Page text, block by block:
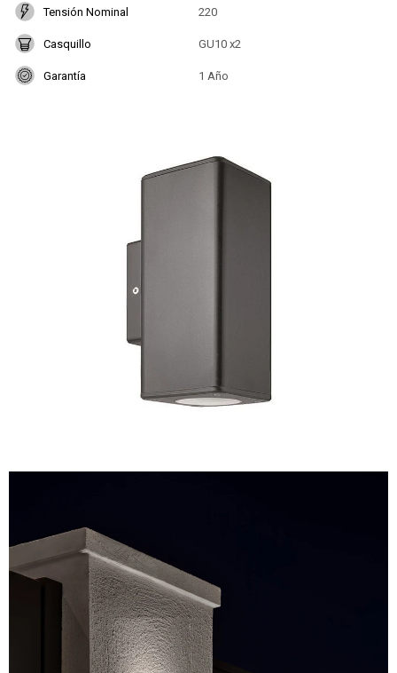
Tensión Nominal 220
Casquillo GU10 x2
Garantía 1 Año